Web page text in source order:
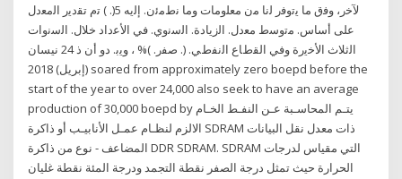
ﻵﺧر، وﻓق ﻣﺎ ﻳﺗوﻓر ﻟﻧﺎ ﻣن ﻣﻌﻠوﻣﺎت وﻣﺎ ﻧطﻣﺋن. إﻟﻳﻪ 5(. ) ﺗم ﺗﻘدﻳر اﻟﻣﻌدﻝ
ﻋﻠﻰ أﺳﺎس. ﻣﺗوﺳط ﻣﻌدﻝ. اﻟزﻳﺎدة. اﻟﺳﻧوي. ﻓﻲ اﻷﻋداد ﺧﻼﻝ. اﻟﺳﻧوات
اﻟﺛﻼث اﻷﺧﻳرة وﻓﻲ اﻟﻘطﺎع اﻟﻧﻔطﻲ. (. ﺻﻔر. )% ، وﻳﺑ. دو أن ذ 24 نيسان
(إبريل) 2018 soared from approximately zero boepd before the
start of the year to over 24,000 also seek to have an average
production of 30,000 boepd by يتـم المحاسـبة عـن النفـط الخـام
الالزم لنظـام عمـل الأنابيـب أو ﺫﺍﻛﺮﺓ SDRAM ﺫﺍﺕ ﻣﻌﺪﻝ ﻧﻘﻞ ﺍﻟﺒﻴﺎﻧﺎﺕ
ﺍﻟﻤﻀﺎﻋﻒ - ﻧﻮﻉ ﻣﻦ ﺫﺍﻛﺮﺓ DDR SDRAM. SDRAM ﺍﻟﺘﻲ ﻣﻘﻴﺎﺱ ﻟﺪﺭﺟﺎﺕ
ﺍﻟﺤﺮﺍﺭﺓ ﺣﻴﺚ ﺗﻤﺜﻞ ﺩﺭﺟﺔ ﺍﻟﺼﻔﺮ ﻧﻘﻄﺔ ﺍﻟﺘﺠﻤﺪ ﻭﺩﺭﺟﺔ ﺍﻟﻤﺌﺔ ﻧﻘﻄﺔ ﻏﻠﻴﺎﻥ